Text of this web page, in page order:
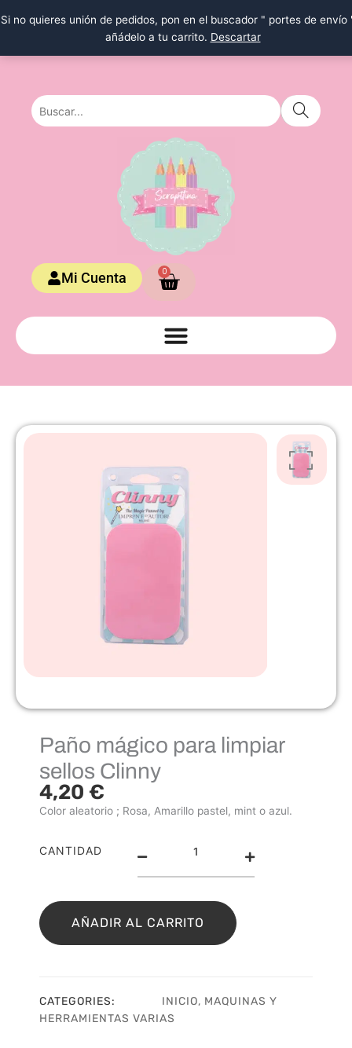
Si no quieres unión de pedidos, pon en el buscador " portes de envío
añádelo a tu carrito. Descartar
al
Mi Cuenta 0
Carrito
Paño mágico para limpiar
sellos Clinny
4,20 €
Color aleatorio ; Rosa, Amarillo pastel, mint o azul.
CANTIDAD
Paño
para
sellos
AÑADIR AL CARRITO
CATEGORIES: INICIO, MAQUINAS Y
HERRAMIENTAS VARIAS